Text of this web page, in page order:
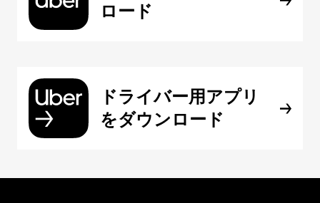
ロード
ドライバー用アプリ
をダウンロード